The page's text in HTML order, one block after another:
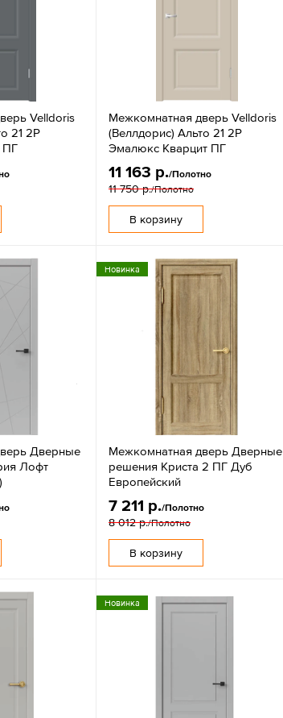
Velldoris
21 2P
ПГ
Межкомнатная дверь Velldoris
(Веллдорис) Альто 21 2P
Эмалюкс Кварцит ПГ
11 163 р./Полотно
11 750 р./Полотно
В корзину
Дверные
Лофт
Новинка
Межкомнатная дверь Дверные
решения Криста 2 ПГ Дуб
Европейский
7 211 р./Полотно
8 012 р./Полотно
В корзину
Новинка